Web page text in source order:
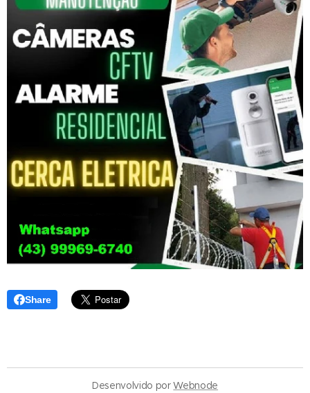
Share
Desenvolvido porWebnode